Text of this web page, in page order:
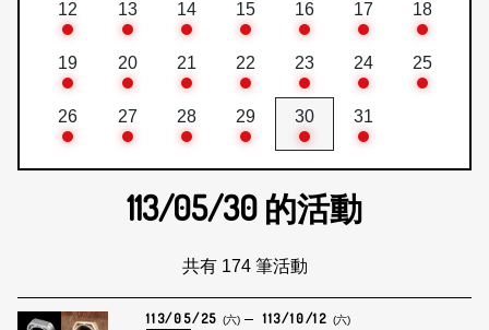
12 13 14 15 16 17 18
19 20 21 22 23 24 25
26 27 28 29 30 31
113/05/30 的活動
共有 174 筆活動
113/05/25 (六) 113/10/12 (六)